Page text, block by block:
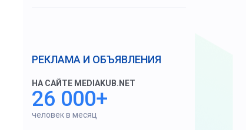
РЕКЛАМА И ОБЪЯВЛЕНИЯ
НА САЙТЕ MEDIAKUB.NET
26 000+
человек в месяц